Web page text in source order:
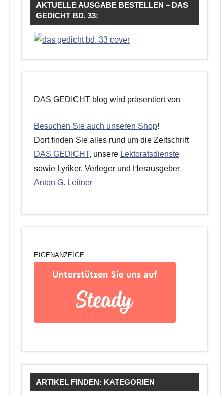
AKTUELLE AUSGABE BESTELLEN – DAS
GEDICHT BD. 33:
DAS GEDICHT blog wird präsentiert von
Besuchen Sie auch unseren Shop!
Dort finden Sie alles rund um die Zeitschrift
DAS GEDICHT, unsere Lektoratsdienste
sowie Lyriker, Verleger und Herausgeber
Anton G. Leitner
EIGENANZEIGE
ARTIKEL FINDEN: KATEGORIEN